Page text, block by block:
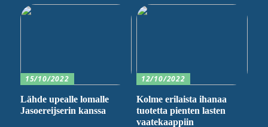
15/10/2022
Lähde upealle lomalle
Jasoereijserin kanssa
12/10/2022
Kolme erilaista ihanaa
tuotetta pienten lasten
vaatekaappiin